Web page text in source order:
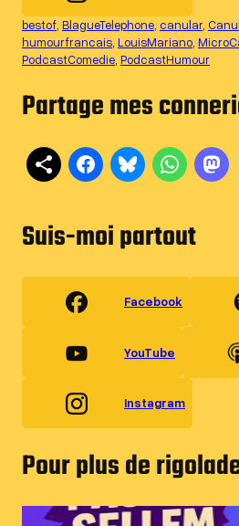
bestof, BlagueTelephone, canular,
humourfrancais, LouisMariano,
PodcastComedie, PodcastHumour
Partage mes
Suis-moi partout
Facebook
YouTube
Instagram
Pour plus de